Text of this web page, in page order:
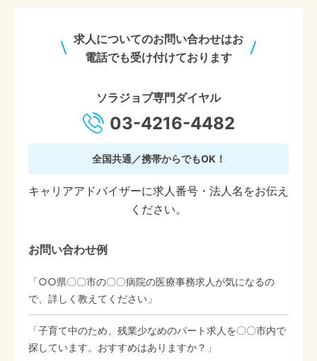
求人についてのお問い合わせはお
電話でも受け付けております
ソラジョブ専門ダイヤル
03-4216-4482
全国共通／携帯からでもOK！
キャリアアドバイザーに求人番号・法人名をお伝え
ください。
お問い合わせ例
「○○県〇〇市の〇〇病院の医療事務求人が気になるの
で、詳しく教えてください」
「子育て中のため、残業少なめのパート求人を〇〇市内で
探しています。おすすめはありますか？」